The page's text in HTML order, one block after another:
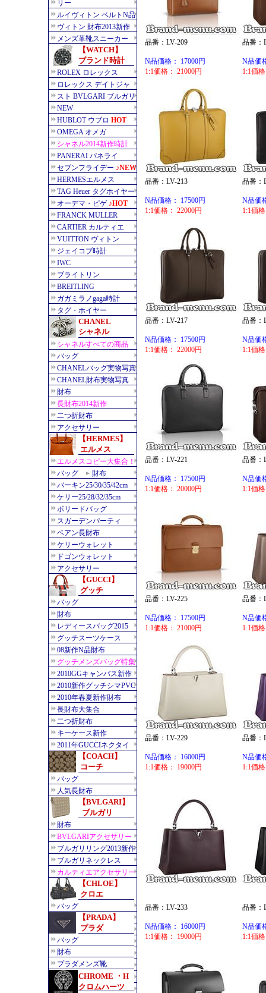
品番：LV-209
N品価格： 17000円
1:1価格： 21000円
品番：
N品価
1:1価
品番：LV-213
N品価格： 17500円
1:1価格： 22000円
品番：
N品価
1:1価
品番：LV-217
N品価格： 17500円
1:1価格： 22000円
品番：
N品価
1:1価
品番：LV-221
N品価格： 17500円
1:1価格： 20000円
品番：
N品価
1:1価
品番：LV-225
N品価格： 17500円
1:1価格： 21000円
品番：
N品価
1:1価
品番：LV-229
N品価格： 16000円
1:1価格： 19000円
品番：
N品価
1:1価
品番：LV-233
N品価格： 16000円
1:1価格： 19000円
品番：
N品価
1:1価